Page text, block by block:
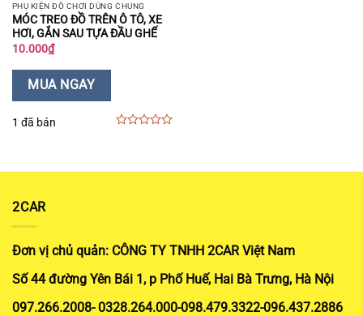
PHỤ KIỆN ĐỒ CHƠI DÙNG CHUNG
MÓC TREO ĐỒ TRÊN Ô TÔ, XE
HƠI, GẮN SAU TỰA ĐẦU GHẾ
10.000₫
MUA NGAY
1 đã bán
5
2CAR
Đơn vị chủ quản: CÔNG TY TNHH 2CAR Việt Nam
Số 44 đường Yên Bái 1, p Phố Huế, Hai Bà Trưng, Hà Nội
097.266.2008- 0328.264.000-098.479.3322-096.437.2886